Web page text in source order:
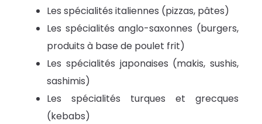
Les spécialités italiennes (pizzas, pâtes)
Les spécialités anglo-saxonnes (burgers,
produits à base de poulet frit)
Les spécialités japonaises (makis, sushis,
sashimis)
Les spécialités turques et grecques
(kebabs)